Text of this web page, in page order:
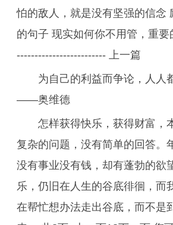
怕的敌人，就是没有坚强的信念
的句子 现实如何你不用管，重
------------------------- 上一篇
为自己的利益而争论，人人
——奥维德
怎样获得快乐，获得财富，
复杂的问题，没有简单的回答。
没有事业没有钱，却有蓬勃的欲
乐，仍旧在人生的谷底徘徊，而
在帮忙想办法走出谷底，而不是